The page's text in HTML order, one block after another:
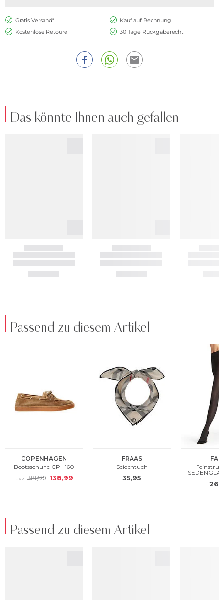
Gratis Versand*
Kauf auf Rechnung
Kostenlose Retoure
30 Tage Rückgaberecht
Das könnte Ihnen auch gefallen
Passend zu diesem Artikel
Passend zu diesem Artikel